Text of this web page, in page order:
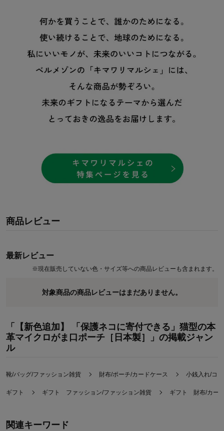
商品レビュー
最新レビュー
※現在販売していない色・サイズ等への商品レビューも含まれます。
対象商品の商品レビューはまだありません。
「【新色追加】 「保護ネコに寄付できる」猫型の本
革マイクロがま口ポーチ［日本製］」の掲載ジャン
ル
靴/バッグ/ファッション雑貨 財布/ポーチ/カードケース 小銭入れ/コ
ギフト ギフト ファッション/ファッション雑貨 ギフト 財布/カー
関連キーワード